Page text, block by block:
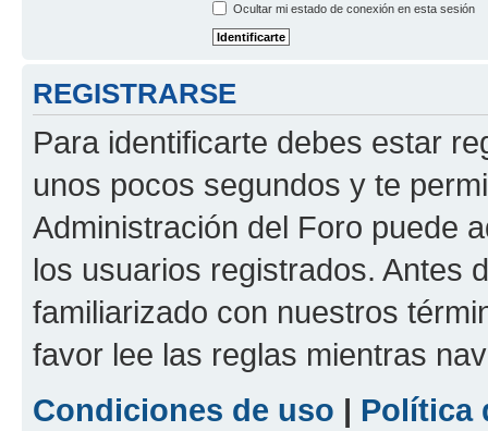
Ocultar mi estado de conexión en esta sesión
REGISTRARSE
Para identificarte debes estar
unos pocos segundos y te
Administración del Foro puede
los usuarios registrados. Antes
familiarizado con nuestros
favor lee las reglas mientras
Condiciones de uso | Política